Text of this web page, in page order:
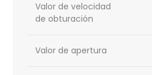
Valor de velocidad
de obturación
Valor de apertura